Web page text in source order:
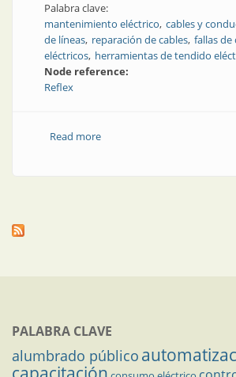
Palabra clave:
mantenimiento eléctrico cables y
de líneas reparación de cables fallas de
eléctricos herramientas de tendido
Node reference:
Reflex
Read moreabout Localización de fallas
PALABRA CLAVE
alumbrado público